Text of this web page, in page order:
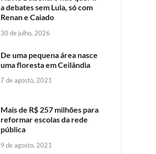
a debates sem Lula, só com
Renan e Caiado
30 de julho, 2026
De uma pequena área nasce
uma floresta em Ceilândia
7 de agosto, 2021
Mais de R$ 257 milhões para
reformar escolas da rede
pública
9 de agosto, 2021